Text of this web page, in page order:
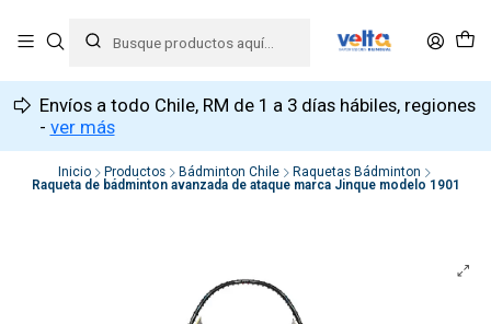
Envíos a todo Chile, RM de 1 a 3 días hábiles, regiones
- ver más
Inicio Productos Bádminton Chile
Raquetas Bádminton
Raqueta de bádminton avanzada de ataque marca Jinque modelo 1901